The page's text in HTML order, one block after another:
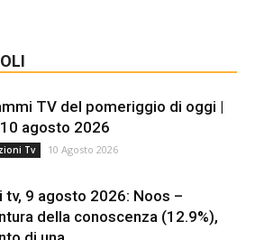
TV del pomeriggio di oggi |
agosto 2026
Tv 10 Agosto 2026
tv, 9 agosto 2026: Noos –
della conoscenza (12.9%),